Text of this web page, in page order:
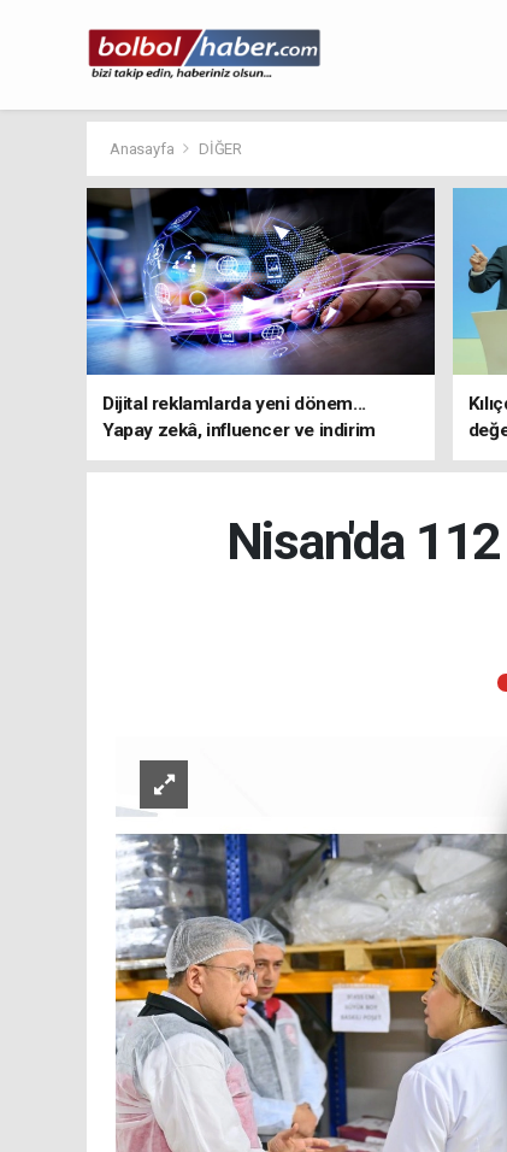
Anasayfa DİĞER
Dijital reklamlarda yeni dönem...
Yapay zekâ, influencer ve indirim
kampanyalarına sıkı kurallar
Nisan'da